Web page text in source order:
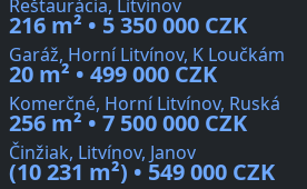
Reštaurácia, Litvínov
216 m² • 5 350 000 CZK
Garáž, Horní Litvínov, K Loučkám
20 m² • 499 000 CZK
Komerčné, Horní Litvínov, Ruská
256 m² • 7 500 000 CZK
Činžiak, Litvínov, Janov
(10 231 m²) • 549 000 CZK